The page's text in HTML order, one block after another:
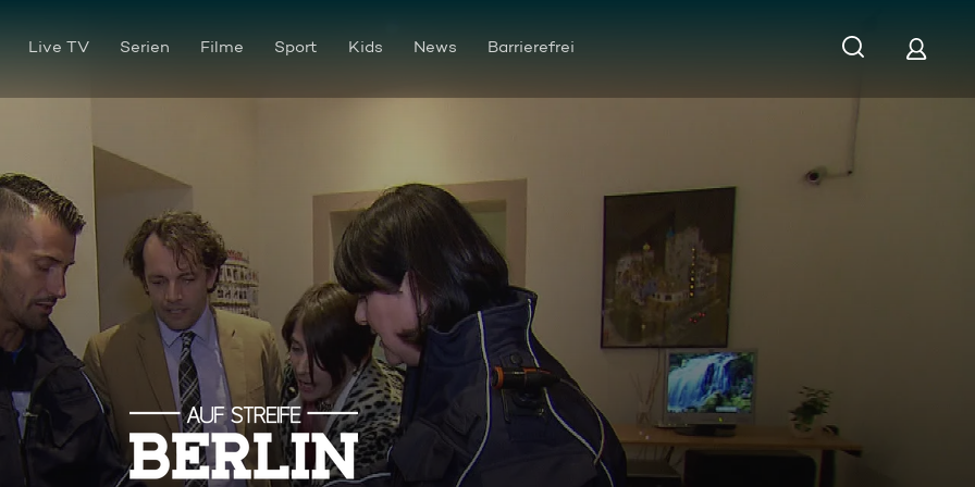
Live TV Serien Filme Sport Kids News Barrierefrei
Kind zu verkaufen